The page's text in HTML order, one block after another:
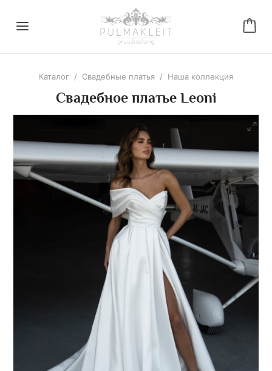
Каталог / Свадебные платья / Наша коллекция
Свадебное платье Leoni